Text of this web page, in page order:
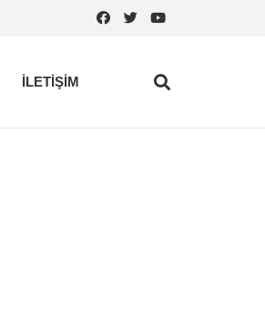
İLETİŞİM